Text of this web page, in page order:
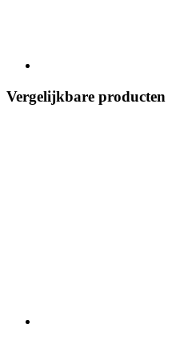
Vergelijkbare producten